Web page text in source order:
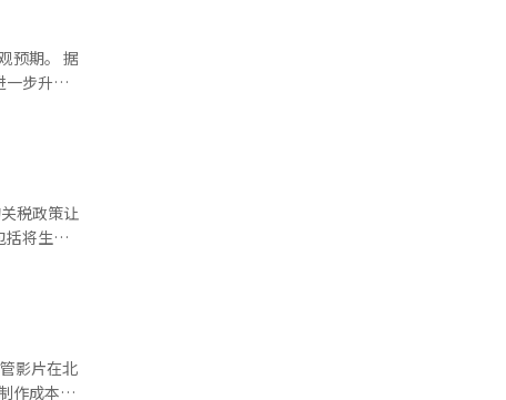
Lisa个人
消费者
今年1月
同比增
在低迷
查阶
一年以上
方将以
全球速卖
约合人民
率（超
可能对韩
果作出任
。 据
一步升至
减产措
基准布伦
但净增
进口40
向亚洲
税政策让
括将生产
地，全球
影片在北
作成本和